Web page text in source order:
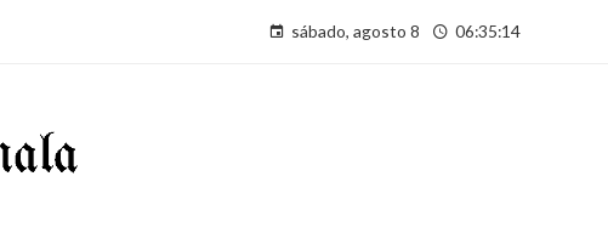
sábado, agosto 8 06:35:15